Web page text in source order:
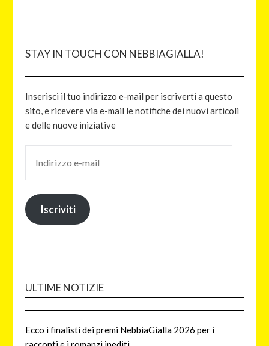
STAY IN TOUCH CON NEBBIAGIALLA!
Inserisci il tuo indirizzo e-mail per iscriverti a questo
sito, e ricevere via e-mail le notifiche dei nuovi articoli
e delle nuove iniziative
Iscriviti
ULTIME NOTIZIE
Ecco i finalisti dei premi NebbiaGialla 2026 per i